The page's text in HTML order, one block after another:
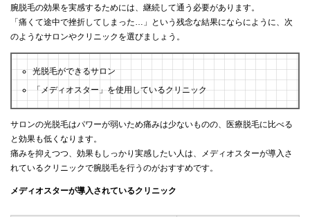
腕脱毛の効果を実感するためには、継続して通う必要があります。
「痛くて途中で挫折してしまった…」という残念な結果にならにように、次
のようなサロンやクリニックを選びましょう。
光脱毛ができるサロン
「メディオスター」を使用しているクリニック
サロンの光脱毛はパワーが弱いため痛みは少ないものの、医療脱毛に比べる
と効果も低くなります。
痛みを抑えつつ、効果もしっかり実感したい人は、メディオスターが導入さ
れているクリニックで腕脱毛を行うのがおすすめです。
メディオスターが導入されているクリニック